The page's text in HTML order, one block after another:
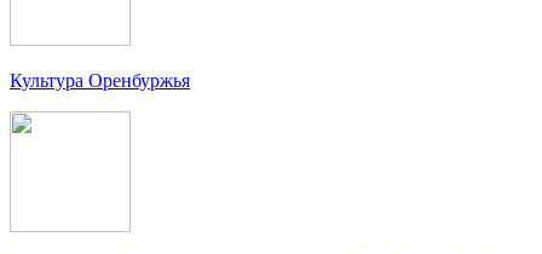
Культура Оренбуржья